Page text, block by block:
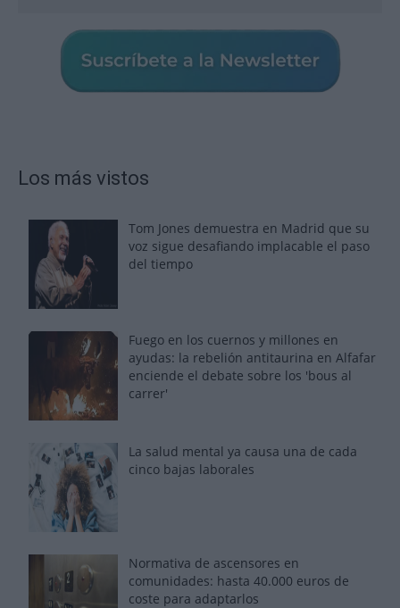
Los más vistos
Tom Jones demuestra en Madrid que su
voz sigue desafiando implacable el paso
del tiempo
Fuego en los cuernos y millones en
ayudas: la rebelión antitaurina en Alfafar
enciende el debate sobre los 'bous al
carrer'
La salud mental ya causa una de cada
cinco bajas laborales
Normativa de ascensores en
comunidades: hasta 40.000 euros de
coste para adaptarlos